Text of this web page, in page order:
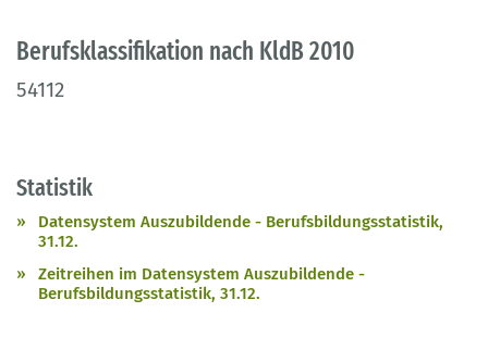
Berufsklassifikation nach KldB 2010
54112
Statistik
Datensystem Auszubildende - Berufsbildungsstatistik,
31.12.
Zeitreihen im Datensystem Auszubildende -
Berufsbildungsstatistik, 31.12.